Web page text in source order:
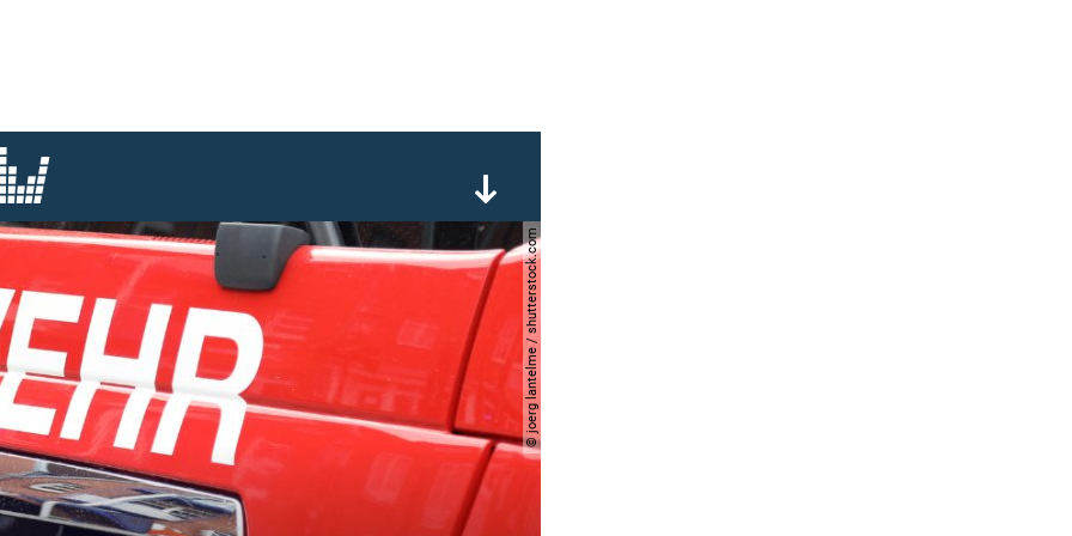
© joerg lantelme / shutterstock.com